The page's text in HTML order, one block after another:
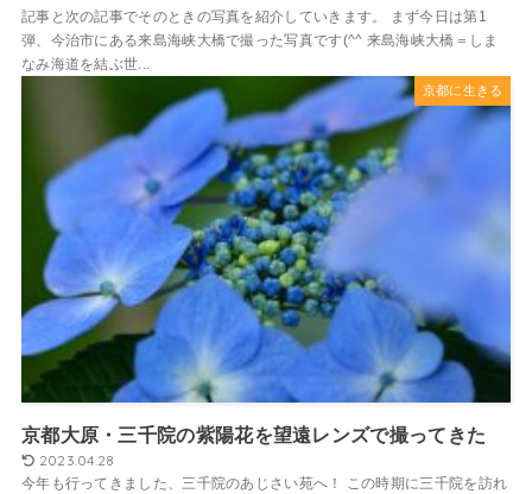
記事と次の記事でそのときの写真を紹介していきます。 まず今日は第1
弾、今治市にある来島海峡大橋で撮った写真です(^^ 来島海峡大橋＝しま
なみ海道を結ぶ世...
京都に生きる
京都大原・三千院の紫陽花を望遠レンズで撮ってきた
2023.04.28
今年も行ってきました、三千院のあじさい苑へ！ この時期に三千院を訪れ